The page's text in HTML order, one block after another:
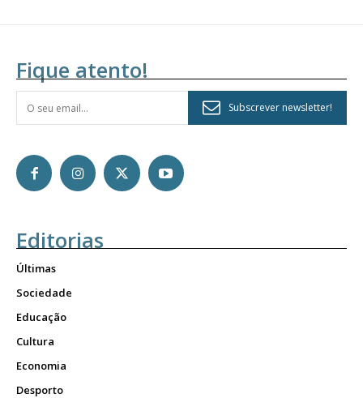
Fique atento!
Subscrever newsletter!
Editorias
Últimas
Sociedade
Educação
Cultura
Economia
Desporto